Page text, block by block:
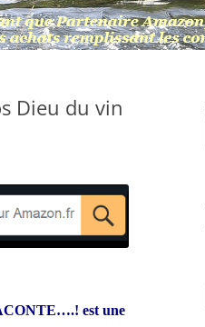
Dieu du vin
est une